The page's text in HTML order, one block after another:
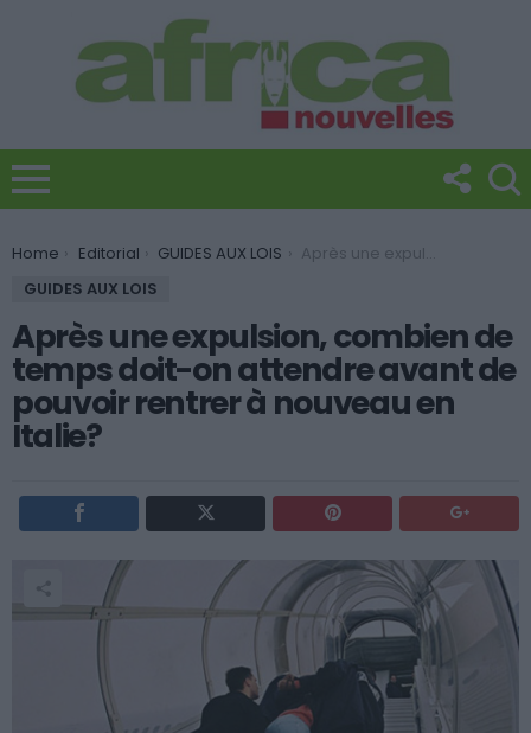
You are here:
Home Editorial GUIDES AUX LOIS
Après une expulsion, combien de temps doit-on attendre avant de pouvoir rentrer à nouveau en Italie?
GUIDES AUX LOIS
Après une expulsion, combien de
temps doit-on attendre avant de
pouvoir rentrer à nouveau en
Italie?